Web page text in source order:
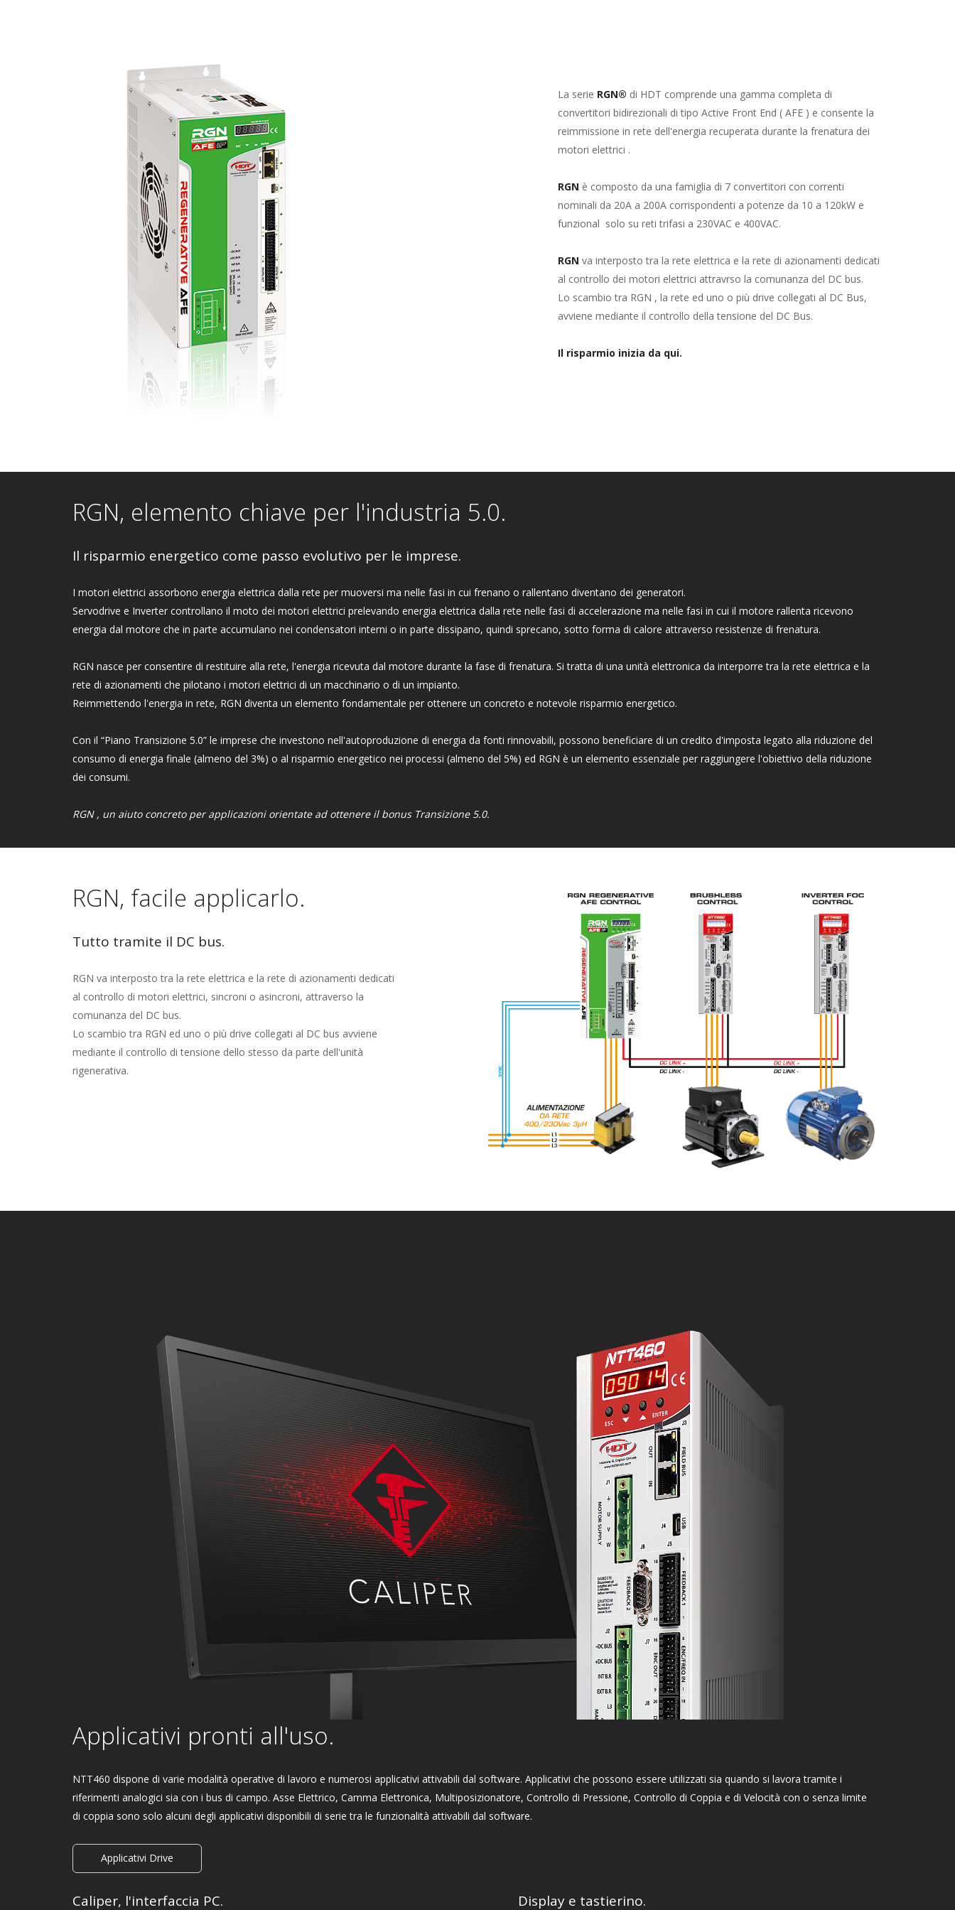
La serie RGN® di HDT comprende una gamma completa di
convertitori bidirezionali di tipo Active Front End ( AFE ) e consente la
reimmissione in rete dell'energia recuperata durante la frenatura dei
motori elettrici .
RGN è composto da una famiglia di 7 convertitori con correnti
nominali da 20A a 200A corrispondenti a potenze da 10 a 120kW e
funzional solo su reti trifasi a 230VAC e 400VAC.
RGN va interposto tra la rete elettrica e la rete di azionamenti dedicati
al controllo dei motori elettrici attravrso la comunanza del DC bus.
Lo scambio tra RGN , la rete ed uno o più drive collegati al DC Bus,
avviene mediante il controllo della tensione del DC Bus.
Il risparmio inizia da qui.
RGN, elemento chiave per l'industria 5.0.
Il risparmio energetico come passo evolutivo per le imprese.
I motori elettrici assorbono energia elettrica dalla rete per muoversi ma nelle fasi in cui frenano o rallentano diventano dei generatori.
Servodrive e Inverter controllano il moto dei motori elettrici prelevando energia elettrica dalla rete nelle fasi di accelerazione ma nelle fasi in cui il motore rallenta ricevono
energia dal motore che in parte accumulano nei condensatori interni o in parte dissipano, quindi sprecano, sotto forma di calore attraverso resistenze di frenatura.
RGN nasce per consentire di restituire alla rete, l'energia ricevuta dal motore durante la fase di frenatura. Si tratta di una unità elettronica da interporre tra la rete elettrica e la
rete di azionamenti che pilotano i motori elettrici di un macchinario o di un impianto.
Reimmettendo l'energia in rete, RGN diventa un elemento fondamentale per ottenere un concreto e notevole risparmio energetico.
Con il “Piano Transizione 5.0” le imprese che investono nell'autoproduzione di energia da fonti rinnovabili, possono beneficiare di un credito d'imposta legato alla riduzione del
consumo di energia finale (almeno del 3%) o al risparmio energetico nei processi (almeno del 5%) ed RGN è un elemento essenziale per raggiungere l'obiettivo della riduzione
dei consumi.
RGN , un aiuto concreto per applicazioni orientate ad ottenere il bonus Transizione 5.0.
RGN, facile applicarlo.
Tutto tramite il DC bus.
RGN va interposto tra la rete elettrica e la rete di azionamenti dedicati
al controllo di motori elettrici, sincroni o asincroni, attraverso la
comunanza del DC bus.
Lo scambio tra RGN ed uno o più drive collegati al DC bus avviene
mediante il controllo di tensione dello stesso da parte dell'unità
rigenerativa.
Applicativi pronti all'uso.
NTT460 dispone di varie modalità operative di lavoro e numerosi applicativi attivabili dal software. Applicativi che possono essere utilizzati sia quando si lavora tramite i
riferimenti analogici sia con i bus di campo. Asse Elettrico, Camma Elettronica, Multiposizionatore, Controllo di Pressione, Controllo di Coppia e di Velocità con o senza limite
di coppia sono solo alcuni degli applicativi disponibili di serie tra le funzionalità attivabili dal software.
Applicativi Drive
Caliper, l'interfaccia PC. Display e tastierino.